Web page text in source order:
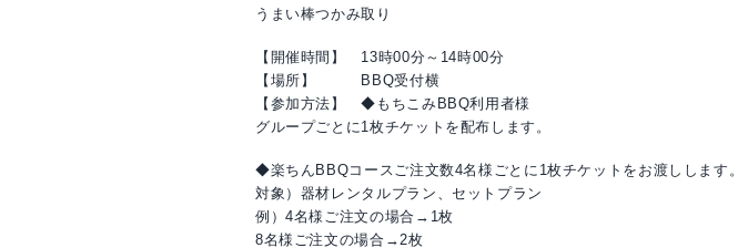
うまい棒つかみ取り
【開催時間】 13時00分～14時00分
【場所】 BBQ受付横
【参加方法】 ◆もちこみBBQ利用者様
グループごとに1枚チケットを配布します。
◆楽ちんBBQコースご注文数4名様ごとに1枚チケットをお渡しします。
対象）器材レンタルプラン、セットプラン
例）4名様ご注文の場合→1枚
8名様ご注文の場合→2枚